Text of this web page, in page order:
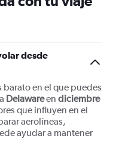
a Bogotá
desde
barato en el que puedes
Delawareen diciembre
que influyen en el
aerolíneas,
ayudar a mantener